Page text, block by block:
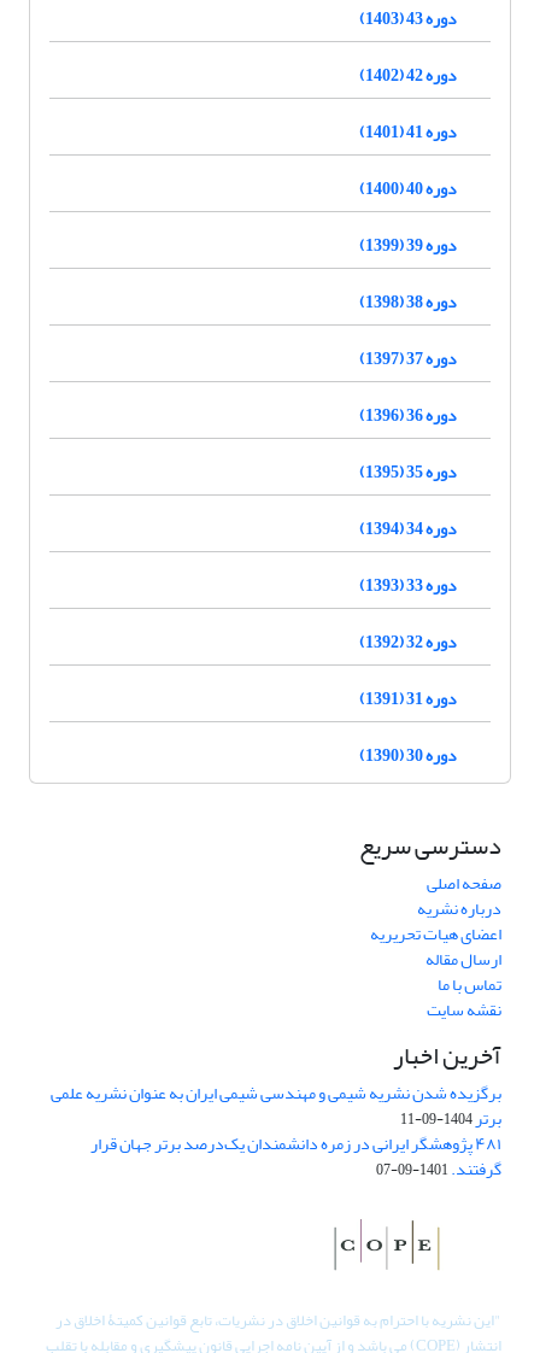
دوره 43 (1403)
دوره 42 (1402)
دوره 41 (1401)
دوره 40 (1400)
دوره 39 (1399)
دوره 38 (1398)
دوره 37 (1397)
دوره 36 (1396)
دوره 35 (1395)
دوره 34 (1394)
دوره 33 (1393)
دوره 32 (1392)
دوره 31 (1391)
دوره 30 (1390)
دسترسی سریع
صفحه اصلی
درباره نشریه
اعضای هیات تحریریه
ارسال مقاله
تماس با ما
نقشه سایت
آخرین اخبار
برگزیده شدن نشریه شیمی و مهندسی شیمی ایران به عنوان نشریه علمی
برتر1404-09-11
۴۸۱ پژوهشگر ایرانی در زمره دانشمندان یک‌درصد برتر جهان قرار
گرفتند.1401-09-07
"این نشریه با احترام به قوانین اخلاق در نشریات، تابع قوانین کمیتۀ اخلاق در
انتشار (COPE) می باشد و از آیین نامه اجرایی قانون پیشگیری و مقابله با تقلب